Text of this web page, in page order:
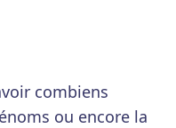
combiens
ou encore la